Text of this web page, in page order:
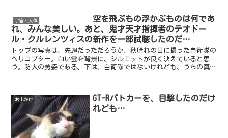
宇宙・天体
空を飛ぶもの浮かぶものは何であ
れ、みんな美しい。あと、鬼才天才指揮者のテオドー
ル・クルレンツィスの新作を一部試聴したのだ…
トップの写真は、先週だっただろうか、秋晴れの日に撮った自衛隊の
ヘリコプター。白い雲を背景に、シルエットが良く映えていると思
う。防人の勇姿である。下は、自衛隊ではないけれども、うちの真上
お出かけ
GT-Rパトカーを、目撃したのだけ
れども…